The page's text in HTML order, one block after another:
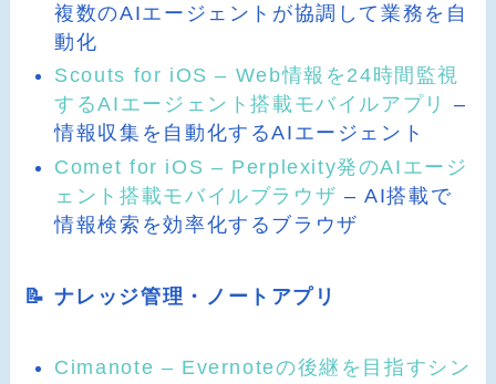
複数のAIエージェントが協調して業務を自
動化
Scouts for iOS – Web情報を24時間監視
するAIエージェント搭載モバイルアプリ
–
情報収集を自動化するAIエージェント
Comet for iOS – Perplexity発のAIエージ
ェント搭載モバイルブラウザ – AI搭載で
情報検索を効率化するブラウザ
📝 ナレッジ管理・ノートアプリ
Cimanote – Evernoteの後継を目指すシン